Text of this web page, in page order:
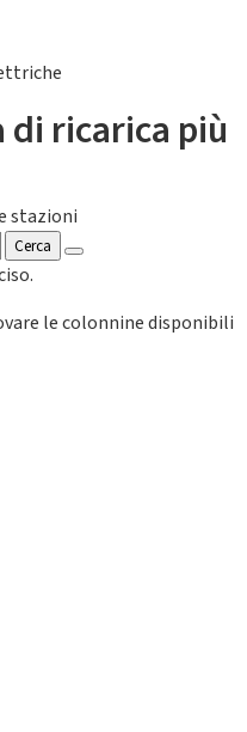
di ricarica più
stazioni
Cerca
le colonnine disponibili